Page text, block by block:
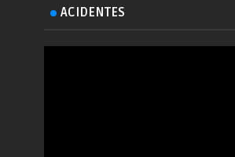
ACIDENTES